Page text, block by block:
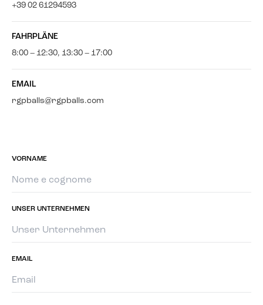
+39 02 61294593
FAHRPLÄNE
8:00 – 12:30, 13:30 – 17:00
EMAIL
rgpballs@rgpballs.com
VORNAME
UNSER UNTERNEHMEN
EMAIL